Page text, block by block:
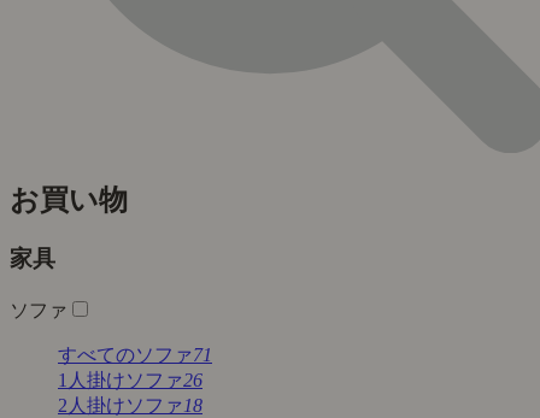
お買い物
家具
ソファ
すべてのソファ71
1人掛けソファ26
2人掛けソファ 18